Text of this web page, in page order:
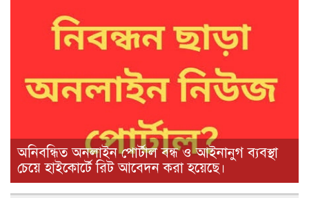
অনিবন্ধিত অনলাইন পোর্টাল বন্ধ ও আইনানুগ ব্যবস্থা
চেয়ে হাইকোর্টে রিট আবেদন করা হয়েছে। ‎